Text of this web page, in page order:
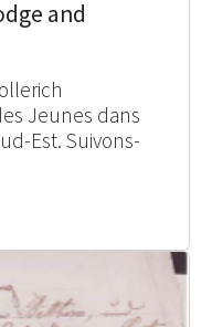
and
Jeunes dans
Est. Suivons-